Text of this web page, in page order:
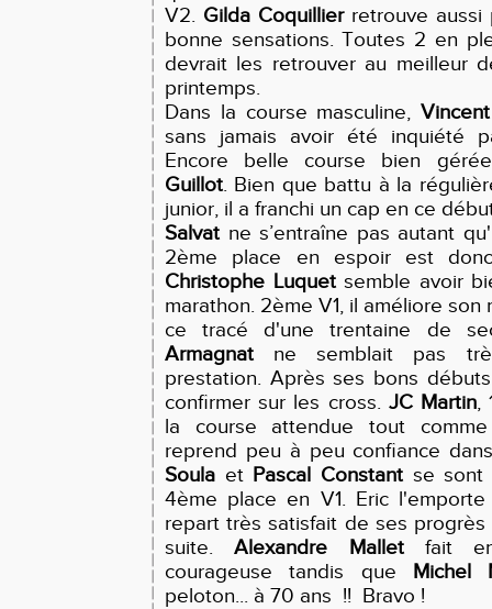
V2. Gilda Coquillierretrouve aussi
bonne sensations. Toutes 2 en
devrait les retrouver au meilleur
printemps.
Dans la course masculine,
sans jamais avoir été inquiété
Encore belle course bien
Guillot. Bien que battu à la
junior, il a franchi un cap en ce
Salvat ne s’entraîne pas autant
2ème place en espoir est
Christophe Luquetsemble avoir
marathon. 2ème V1, il améliore
ce tracé d'une trentaine de
Armagnat ne semblait pas
prestation. Après ses bons
confirmer sur les cross. JC Martin,
la course attendue tout
reprend peu à peu confiance
Soula et Pascal Constant se sont
4ème place en V1. Eric
repart très satisfait de ses
suite.Alexandre Malletfait
courageuse tandis que Michel
peloton... à 70 ans !! Bravo !